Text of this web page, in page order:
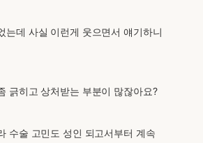
는데 사실 이런게 웃으면서 얘기하니
긁히고 상처받는 부분이 많잖아요?
수술 고민도 성인 되고서부터 계속